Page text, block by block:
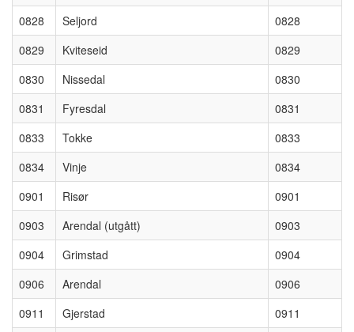
0828
Seljord
0828
0829
Kviteseid
0829
0830
Nissedal
0830
0831
Fyresdal
0831
0833
Tokke
0833
0834
Vinje
0834
0901
Risør
0901
0903
Arendal (utgått)
0903
0904
Grimstad
0904
0906
Arendal
0906
0911
Gjerstad 0911